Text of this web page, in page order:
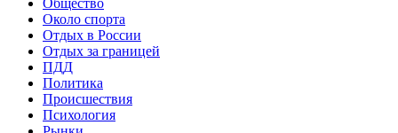
Около спорта
Отдых в России
Отдых за границей
ПДД
Политика
Происшествия
Психология